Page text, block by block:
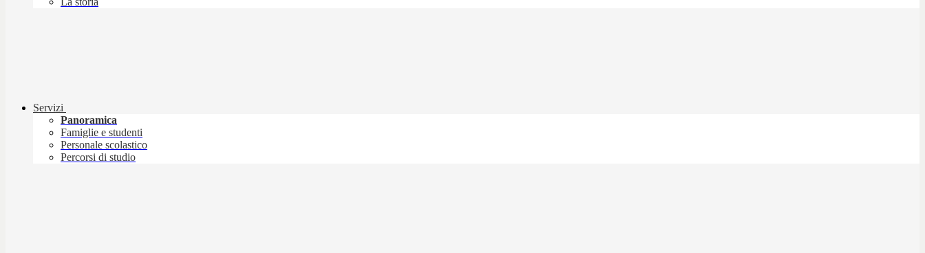
Servizi
Panoramica
Famiglie e studenti
Personale scolastico
Percorsi di studio